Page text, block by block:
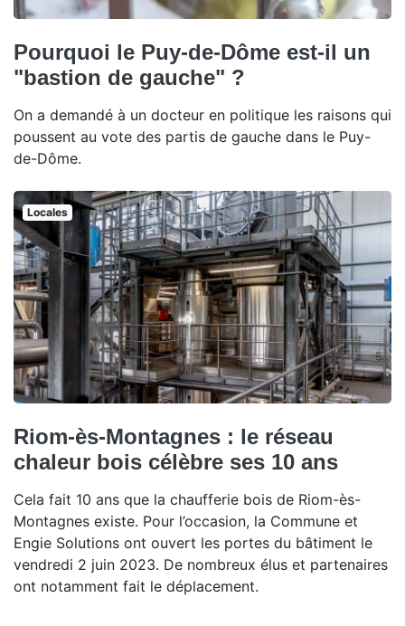
Pourquoi le Puy-de-Dôme est-il un
"bastion de gauche" ?
On a demandé à un docteur en politique les raisons qui
poussent au vote des partis de gauche dans le Puy-
de-Dôme.
Locales
Riom-ès-Montagnes : le réseau
chaleur bois célèbre ses 10 ans
Cela fait 10 ans que la chaufferie bois de Riom-ès-
Montagnes existe. Pour l’occasion, la Commune et
Engie Solutions ont ouvert les portes du bâtiment le
vendredi 2 juin 2023. De nombreux élus et partenaires
ont notamment fait le déplacement.